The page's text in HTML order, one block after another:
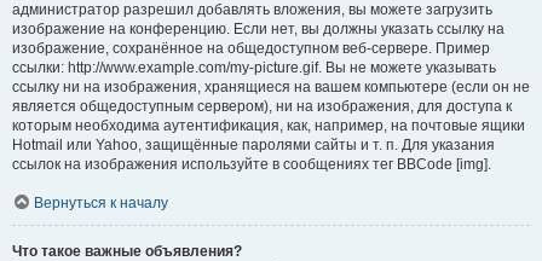
администратор разрешил добавлять вложения, вы можете загрузить
изображение на конференцию. Если нет, вы должны указать ссылку на
изображение, сохранённое на общедоступном веб-сервере. Пример
ссылки: http://www.example.com/my-picture.gif. Вы не можете указывать
ссылку ни на изображения, хранящиеся на вашем компьютере (если он не
является общедоступным сервером), ни на изображения, для доступа к
которым необходима аутентификация, как, например, на почтовые ящики
Hotmail или Yahoo, защищённые паролями сайты и т. п. Для указания
ссылок на изображения используйте в сообщениях тег BBCode [img].
Вернуться к началу
Что такое важные объявления?